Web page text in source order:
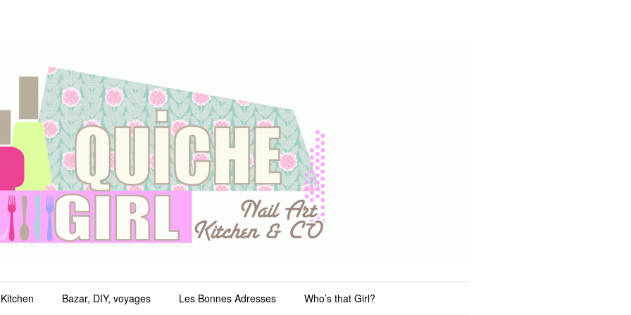
Kitchen Bazar, DIY, voyages Les Bonnes Adresses Who’s that Girl?